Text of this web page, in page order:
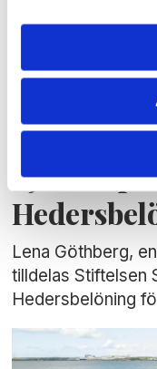
FOLK/
Lena Göthberg,
tilldelas Stiftelsen
Hedersbelöning